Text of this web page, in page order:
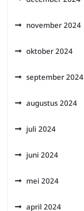
november 2024
oktober 2024
september 2024
augustus 2024
juli 2024
juni 2024
mei 2024
april 2024